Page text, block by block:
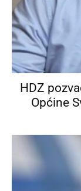
HDZ
Općine